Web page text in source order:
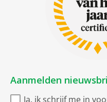
Aanmelden
Ja, ik schrijf me in